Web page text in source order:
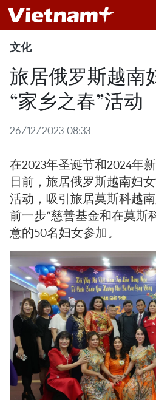
文化
旅居俄罗斯越南
“家乡之春”活动
26/12/2023 08:33
在2023年圣诞节和2024年
日前，旅居俄罗斯越南妇
活动，吸引旅居莫斯科越
前一步”慈善基金和在莫斯
意的50名妇女参加。